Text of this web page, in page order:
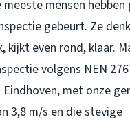
meeste mensen
gebeurt. Ze
kijkt even rond, klaar.
volgens NEN
Eindhoven, met onze
3,8 m/s en die stevige